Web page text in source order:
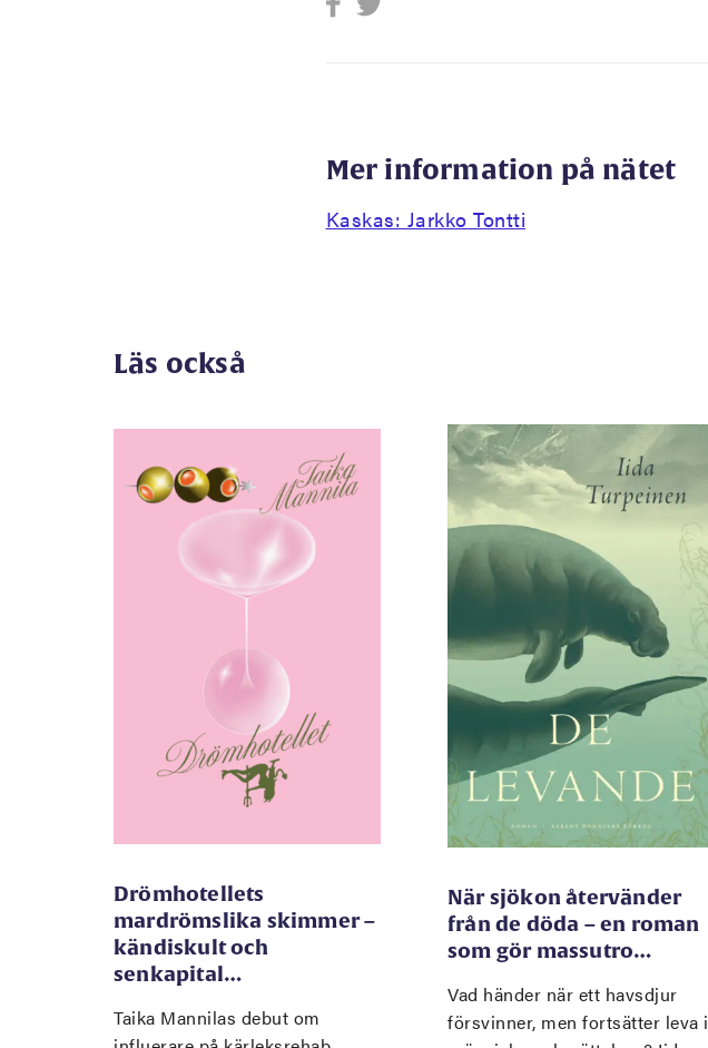
Mer information på nätet
Kaskas: Jarkko Tontti
Läs också
Drömhotellets
mardrömslika skimmer –
kändiskult och
senkapital…
Taika Mannilas debut om
När sjökon återvänder
från de döda – en roman
som gör massutro…
Vad händer när ett havsdjur
försvinner, men fortsätter leva i